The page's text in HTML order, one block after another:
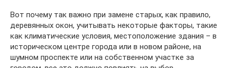
Вот почему так важно при замене старых, как правило,
деревянных окон, учитывать некоторые факторы, такие
как климатические условия, местоположение здания – в
историческом центре города или в новом районе, на
шумном проспекте или на собственном участке за